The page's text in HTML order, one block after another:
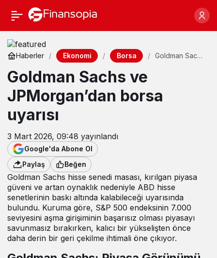
Haberler Ekonomi Borsa
Goldman Sachs
Goldman Sachs ve
JPMorgan’dan borsa
uyarısı
3 Mart 2026, 09:48 yayınlandı
Google'da Abone Ol
Paylaş
Beğen
Goldman Sachs hisse senedi masası, kırılgan piyasa
güveni ve artan oynaklık nedeniyle ABD hisse
senetlerinin baskı altında kalabileceği uyarısında
bulundu. Kuruma göre, S&P 500 endeksinin 7.000
seviyesini aşma girişiminin başarısız olması piyasayı
savunmasız bırakırken, kalıcı bir yükselişten önce
daha derin bir geri çekilme ihtimali öne çıkıyor.